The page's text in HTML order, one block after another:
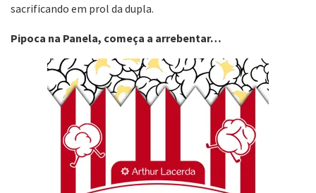
sacrificando em prol da dupla.
Pipoca na Panela, começa a arrebentar…